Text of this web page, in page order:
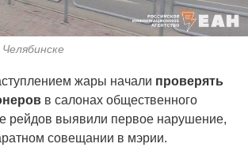
жары начали проверять
в салонах общественного
рейдов выявили первое нарушение,
совещании в мэрии.